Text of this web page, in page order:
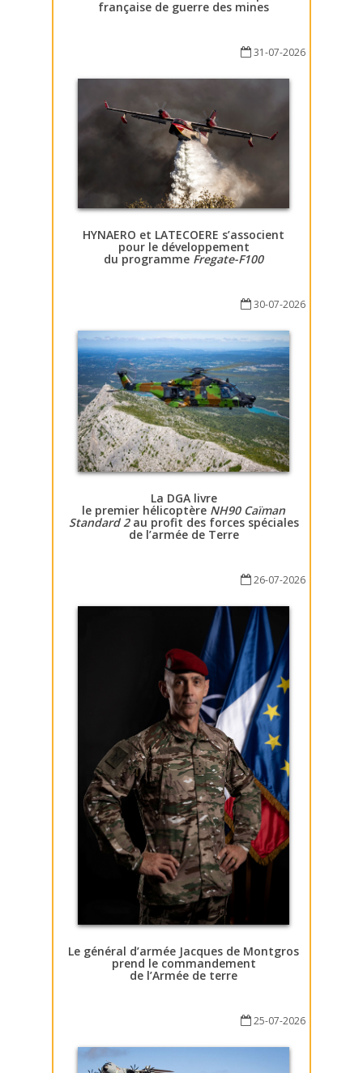
française de guerre des mines
31-07-2026
HYNAERO et LATECOERE s’associent
pour le développement
du programme Fregate-F100
30-07-2026
La DGA livre
le premier hélicoptère NH90 Caïman
Standard 2au profit des forces spéciales
de l’armée de Terre
26-07-2026
Le général d’armée Jacques de Montgros
prend le commandement
de l’Armée de terre
25-07-2026